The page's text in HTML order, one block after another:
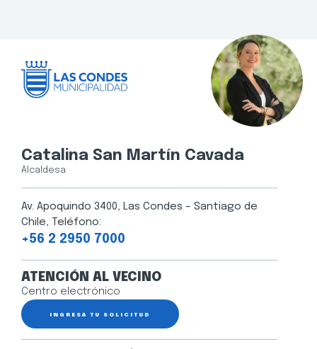
Catalina San Martín Cavada
Alcaldesa
Av. Apoquindo 3400, Las Condes – Santiago de
Chile, Teléfono:
+56 2 2950 7000
ATENCIÓN AL VECINO
Centro electrónico
INGRESA TU SOLICITUD